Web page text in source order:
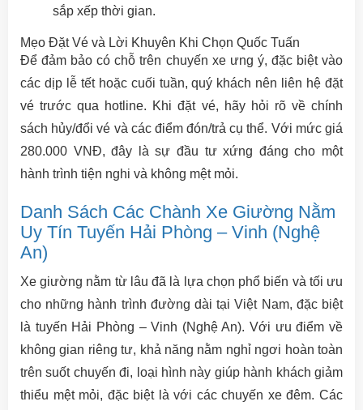
sắp xếp thời gian.
Mẹo Đặt Vé và Lời Khuyên Khi Chọn Quốc Tuấn
Để đảm bảo có chỗ trên chuyến xe ưng ý, đặc biệt vào
các dịp lễ tết hoặc cuối tuần, quý khách nên liên hệ đặt
vé trước qua hotline. Khi đặt vé, hãy hỏi rõ về chính
sách hủy/đổi vé và các điểm đón/trả cụ thể. Với mức giá
280.000 VNĐ, đây là sự đầu tư xứng đáng cho một
hành trình tiện nghi và không mệt mỏi.
Danh Sách Các Chành Xe Giường Nằm
Uy Tín Tuyến Hải Phòng – Vinh (Nghệ
An)
Xe giường nằm từ lâu đã là lựa chọn phổ biến và tối ưu
cho những hành trình đường dài tại Việt Nam, đặc biệt
là tuyến Hải Phòng – Vinh (Nghệ An). Với ưu điểm về
không gian riêng tư, khả năng nằm nghỉ ngơi hoàn toàn
trên suốt chuyến đi, loại hình này giúp hành khách giảm
thiểu mệt mỏi, đặc biệt là với các chuyến xe đêm. Các